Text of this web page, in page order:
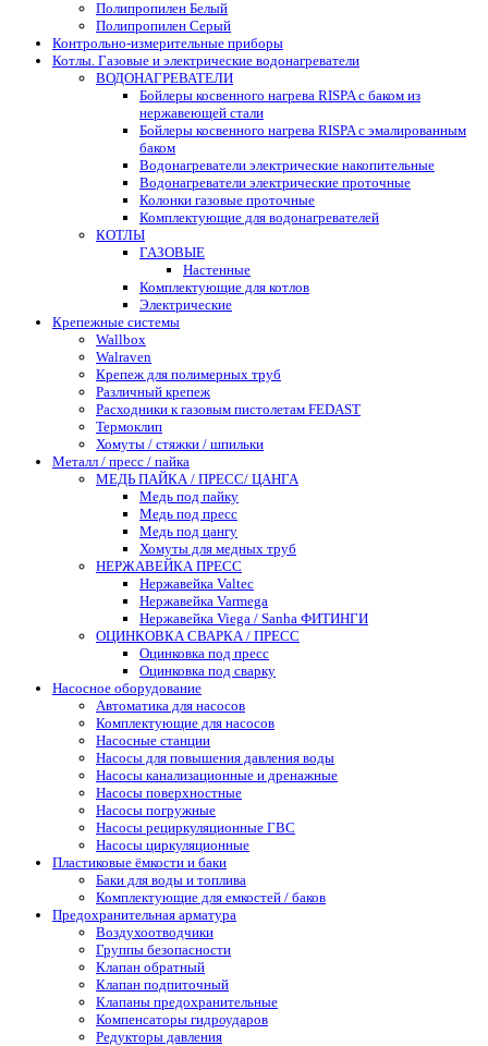
Полипропилен Белый
Полипропилен Серый
Контрольно-измерительные приборы
Котлы. Газовые и электрические водонагреватели
ВОДОНАГРЕВАТЕЛИ
Бойлеры косвенного нагрева RISPA с баком из
нержавеющей стали
Бойлеры косвенного нагрева RISPA с эмалированным
баком
Водонагреватели электрические накопительные
Водонагреватели электрические проточные
Колонки газовые проточные
Комплектующие для водонагревателей
КОТЛЫ
ГАЗОВЫЕ
Настенные
Комплектующие для котлов
Электрические
Крепежные системы
Wallbox
Walraven
Крепеж для полимерных труб
Различный крепеж
Расходники к газовым пистолетам FEDAST
Термоклип
Хомуты / стяжки / шпильки
Металл / пресс / пайка
МЕДЬ ПАЙКА / ПРЕСС/ ЦАНГА
Медь под пайку
Медь под пресс
Медь под цангу
Хомуты для медных труб
НЕРЖАВЕЙКА ПРЕСС
Нержавейка Valtec
Нержавейка Varmega
Нержавейка Viega / Sanha ФИТИНГИ
ОЦИНКОВКА СВАРКА / ПРЕСС
Оцинковка под пресс
Оцинковка под сварку
Насосное оборудование
Автоматика для насосов
Комплектующие для насосов
Насосные станции
Насосы для повышения давления воды
Насосы канализационные и дренажные
Насосы поверхностные
Насосы погружные
Насосы рециркуляционные ГВС
Насосы циркуляционные
Пластиковые ёмкости и баки
Баки для воды и топлива
Комплектующие для емкостей / баков
Предохранительная арматура
Воздухоотводчики
Группы безопасности
Клапан обратный
Клапан подпиточный
Клапаны предохранительные
Компенсаторы гидроударов
Редукторы давления